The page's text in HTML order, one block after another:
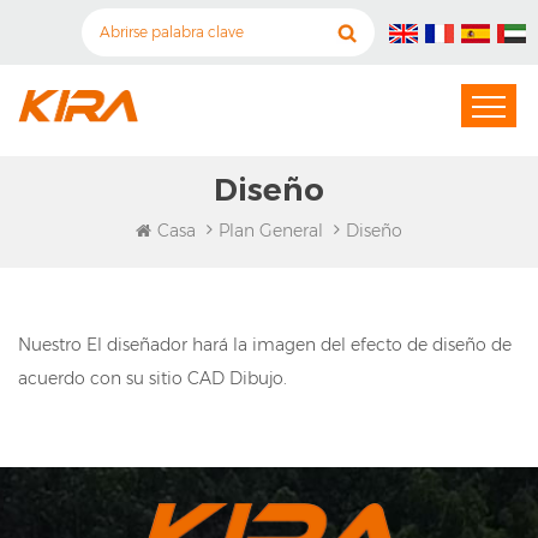
Diseño
Casa Plan General Diseño
Nuestro El diseñador hará la imagen del efecto de diseño de
acuerdo con su sitio CAD Dibujo.